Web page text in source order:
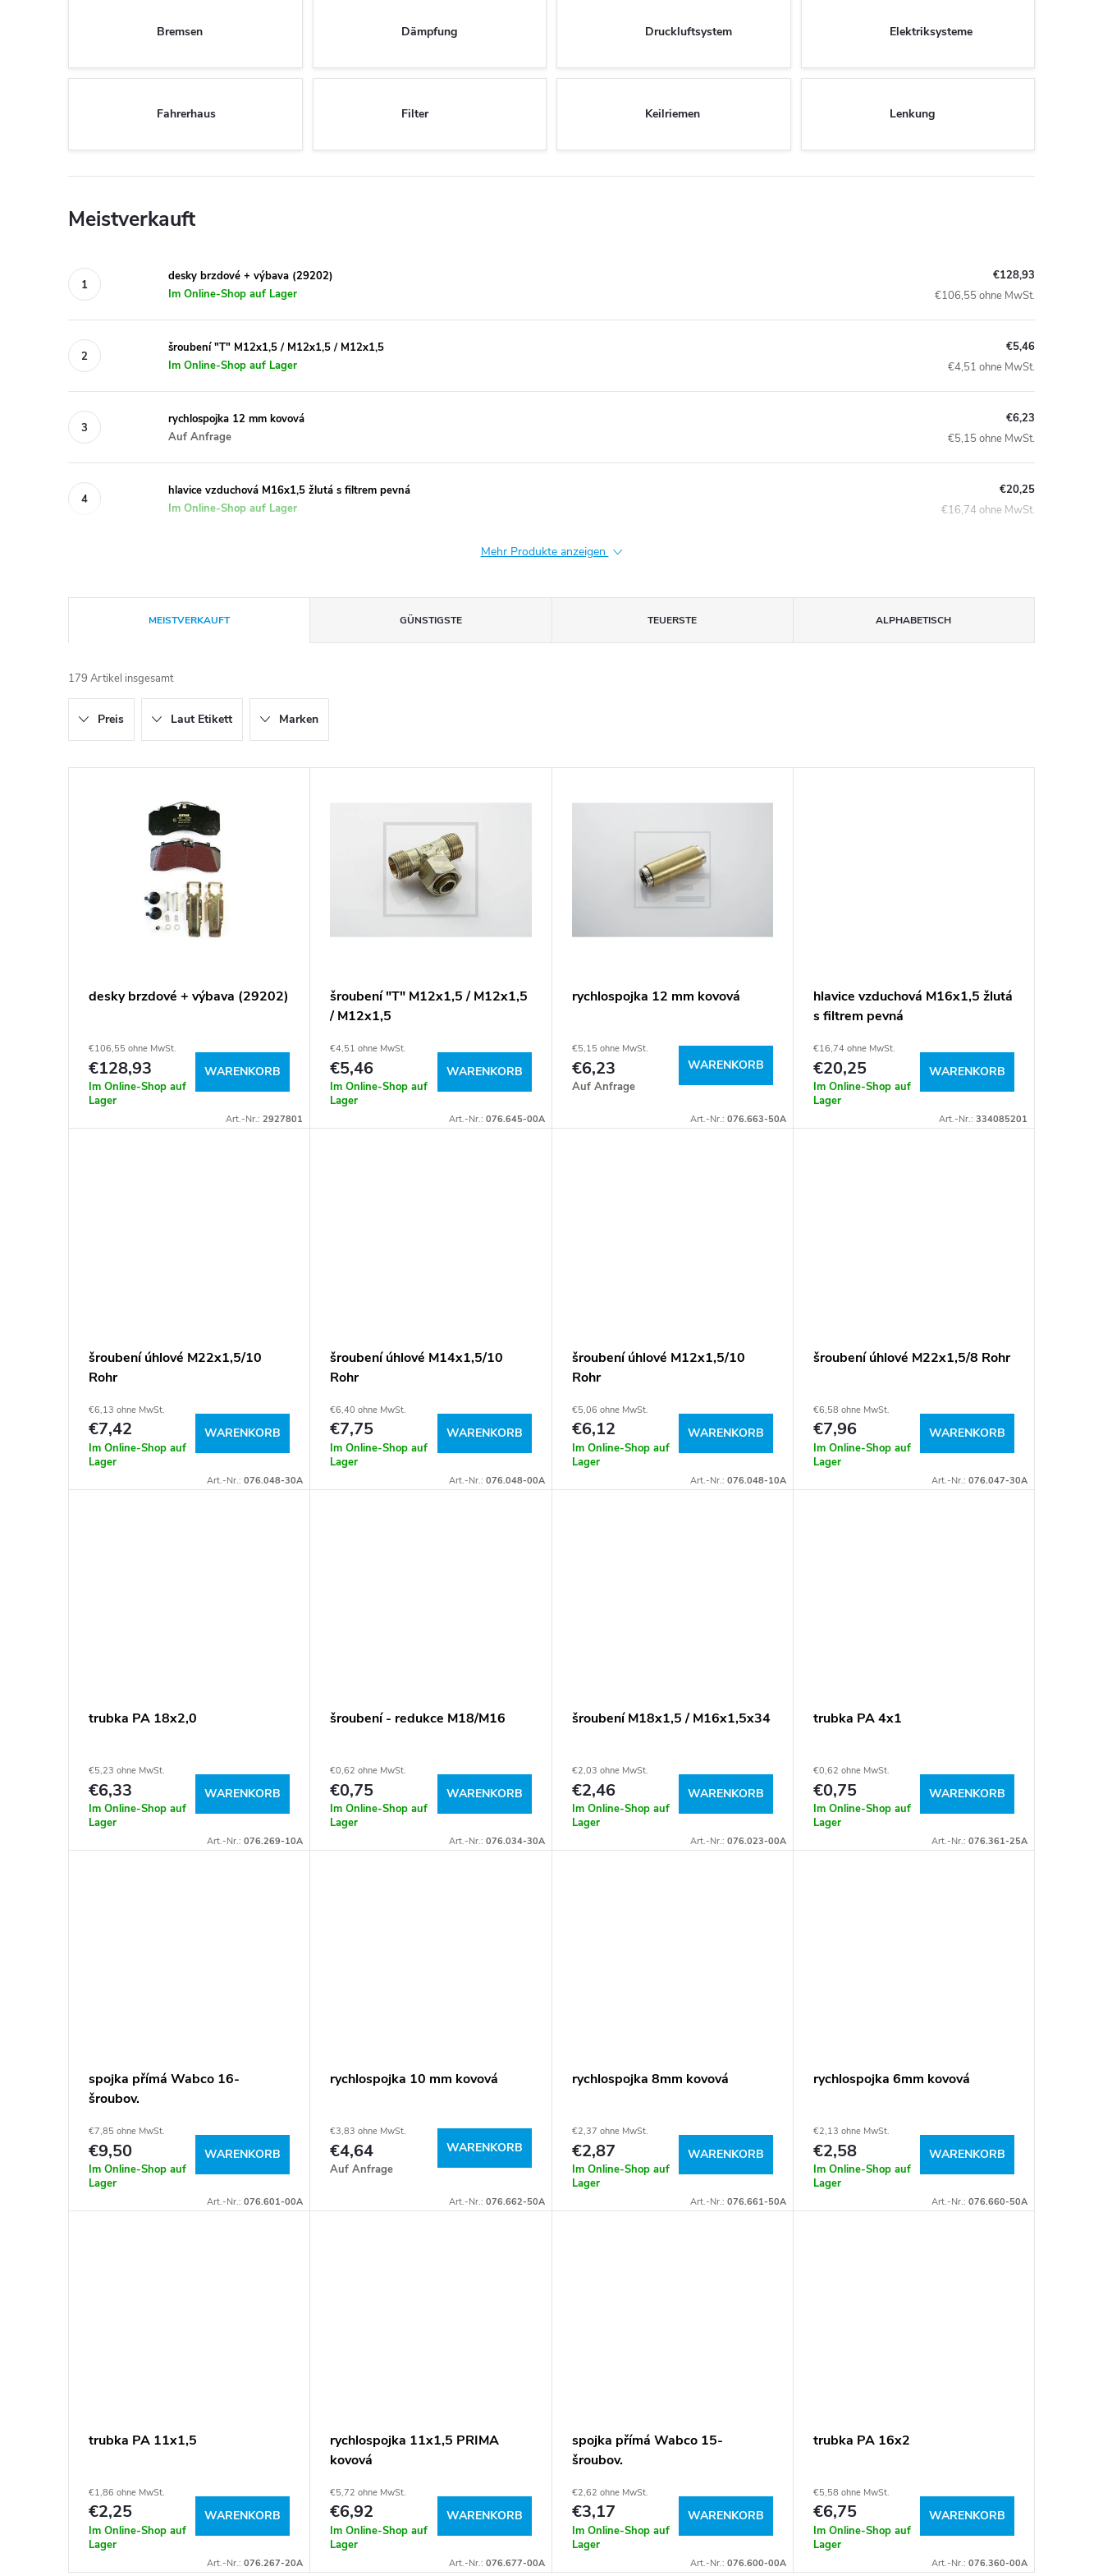
Bremsen Dämpfung Druckluftsystem Elektriksysteme
Fahrerhaus Filter Keilriemen Lenkung
Meistverkauft
desky brzdové + výbava (29202)
Im Online-Shop auf Lager
€128,93
€106,55 ohne MwSt.
šroubení "T" M12x1,5 / M12x1,5 / M12x1,5
Im Online-Shop auf Lager
€5,46
€4,51 ohne MwSt.
rychlospojka 12 mm kovová
Auf Anfrage
€6,23
€5,15 ohne MwSt.
hlavice vzduchová M16x1,5 žlutá s filtrem pevná
Im Online-Shop auf Lager
€20,25
€16,74 ohne MwSt.
Mehr Produkte anzeigen
r
o
d
u
MEISTVERKAUFT GÜNSTIGSTE TEUERSTE ALPHABETISCH
179 Artikel insgesamt
Preis Laut Etikett Marken
desky brzdové + výbava (29202)
€106,55 ohne MwSt.
€128,93
Im Online-Shop auf
Lager
WARENKORB
Art.-Nr.:2927801
šroubení "T" M12x1,5 / M12x1,5
/ M12x1,5
€4,51 ohne MwSt.
€5,46
Im Online-Shop auf
Lager
WARENKORB
Art.-Nr.: 076.645-00A
rychlospojka 12 mm kovová
€5,15 ohne MwSt.
€6,23
Auf Anfrage
WARENKORB
Art.-Nr.: 076.663-50A
hlavice vzduchová M16x1,5 žlutá
s filtrem pevná
€16,74 ohne MwSt.
€20,25
Im Online-Shop auf
Lager
WARENKORB
Art.-Nr.: 334085201
šroubení úhlové M22x1,5/10
Rohr
€6,13 ohne MwSt.
€7,42
Im Online-Shop auf
Lager
WARENKORB
Art.-Nr.:076.048-30A
šroubení úhlové M14x1,5/10
Rohr
€6,40 ohne MwSt.
€7,75
Im Online-Shop auf
Lager
WARENKORB
Art.-Nr.: 076.048-00A
šroubení úhlové M12x1,5/10
Rohr
€5,06 ohne MwSt.
€6,12
Im Online-Shop auf
Lager
WARENKORB
Art.-Nr.: 076.048-10A
šroubení úhlové M22x1,5/8 Rohr
€6,58 ohne MwSt.
€7,96
Im Online-Shop auf
Lager
WARENKORB
Art.-Nr.: 076.047-30A
trubka PA 18x2,0
€5,23 ohne MwSt.
€6,33
Im Online-Shop auf
Lager
WARENKORB
Art.-Nr.:076.269-10A
šroubení - redukce M18/M16
€0,62 ohne MwSt.
€0,75
Im Online-Shop auf
Lager
WARENKORB
Art.-Nr.: 076.034-30A
šroubení M18x1,5 / M16x1,5x34
€2,03 ohne MwSt.
€2,46
Im Online-Shop auf
Lager
WARENKORB
Art.-Nr.: 076.023-00A
trubka PA 4x1
€0,62 ohne MwSt.
€0,75
Im Online-Shop auf
Lager
WARENKORB
Art.-Nr.: 076.361-25A
spojka přímá Wabco 16-
šroubov.
€7,85 ohne MwSt.
€9,50
Im Online-Shop auf
Lager
WARENKORB
Art.-Nr.:076.601-00A
rychlospojka 10 mm kovová
€3,83 ohne MwSt.
€4,64
Auf Anfrage
WARENKORB
Art.-Nr.: 076.662-50A
rychlospojka 8mm kovová
€2,37 ohne MwSt.
€2,87
Im Online-Shop auf
Lager
WARENKORB
Art.-Nr.: 076.661-50A
rychlospojka 6mm kovová
€2,13 ohne MwSt.
€2,58
Im Online-Shop auf
Lager
WARENKORB
Art.-Nr.: 076.660-50A
trubka PA 11x1,5
€1,86 ohne MwSt.
€2,25
Im Online-Shop auf
Lager
WARENKORB
Art.-Nr.:076.267-20A
rychlospojka 11x1,5 PRIMA
kovová
€5,72 ohne MwSt.
€6,92
Im Online-Shop auf
Lager
WARENKORB
Art.-Nr.: 076.677-00A
spojka přímá Wabco 15-
šroubov.
€2,62 ohne MwSt.
€3,17
Im Online-Shop auf
Lager
WARENKORB
Art.-Nr.: 076.600-00A
trubka PA 16x2
€5,58 ohne MwSt.
€6,75
Im Online-Shop auf
Lager
WARENKORB
Art.-Nr.: 076.360-00A